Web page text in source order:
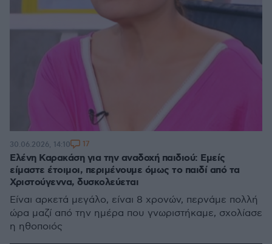
Ελένη Καρακάση για την αναδοχή παιδιού: Εμείς
είμαστε έτοιμοι, περιμένουμε όμως το παιδί από τα
Χριστούγεννα, δυσκολεύεται
Είναι αρκετά μεγάλο, είναι 8 χρονών, περνάμε πολλή
ώρα μαζί από την ημέρα που γνωριστήκαμε, σχολίασε
η ηθοποιός
30.06.2026, 14:10 17